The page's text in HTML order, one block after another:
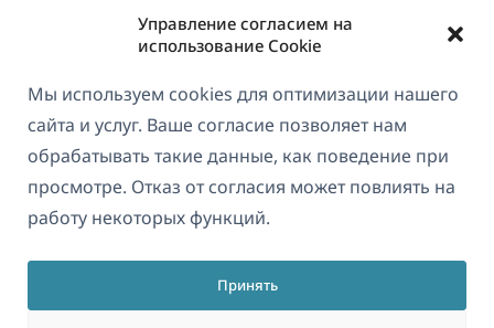
Управление согласием на
использование Cookie
Мы используем cookies для оптимизации нашего
сайта и услуг. Ваше согласие позволяет нам
обрабатывать такие данные, как поведение при
просмотре. Отказ от согласия может повлиять на
работу некоторых функций.
Принять
Русский
О WPML
GDPR и политика конфиденциальности
Присоединяйтесь к нашей команде
(открывается
в
новом
окне)
в
новом
окне)
в
окне)